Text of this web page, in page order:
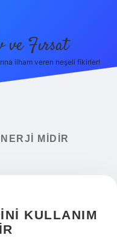
ve Fırsat
ilham veren neşeli fikirler!
MIDIR
KULLANIM